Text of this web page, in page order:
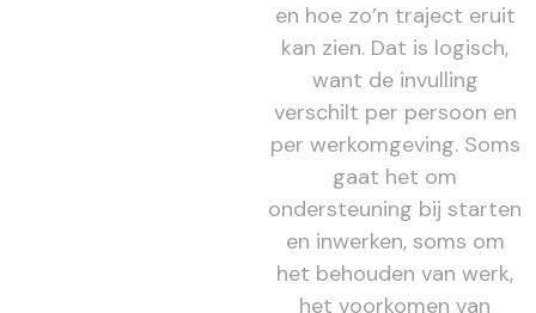
en hoe zo’n traject eruit
kan zien. Dat is logisch,
want de invulling
verschilt per persoon en
per werkomgeving. Soms
gaat het om
ondersteuning bij starten
en inwerken, soms om
het behouden van werk,
het voorkomen van